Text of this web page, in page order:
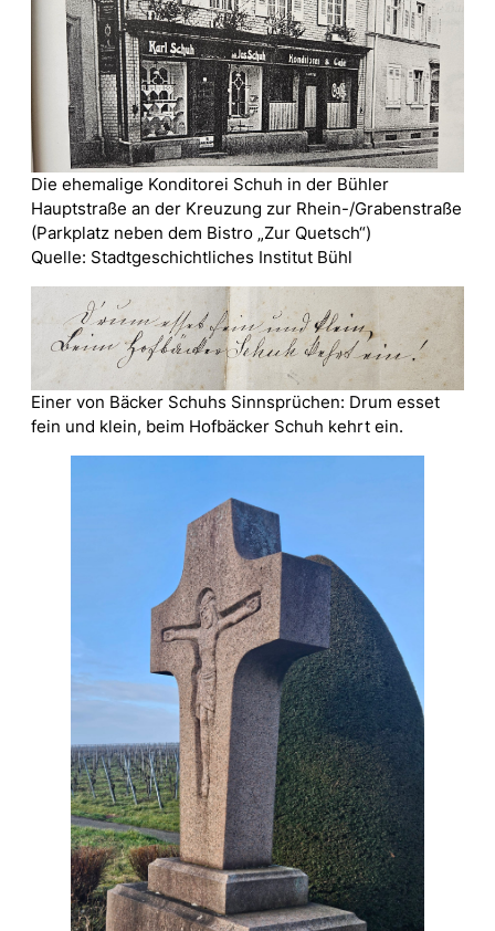
Die ehemalige Konditorei Schuh in der Bühler
Hauptstraße an der Kreuzung zur Rhein-/Grabenstraße
(Parkplatz neben dem Bistro „Zur Quetsch“)
Quelle: Stadtgeschichtliches Institut Bühl
Einer von Bäcker Schuhs Sinnsprüchen: Drum esset
fein und klein, beim Hofbäcker Schuh kehrt ein.